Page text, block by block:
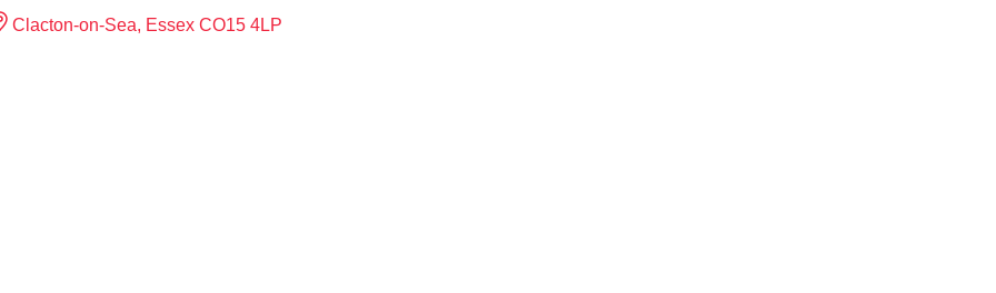
Clacton-on-Sea, Essex CO15 4LP